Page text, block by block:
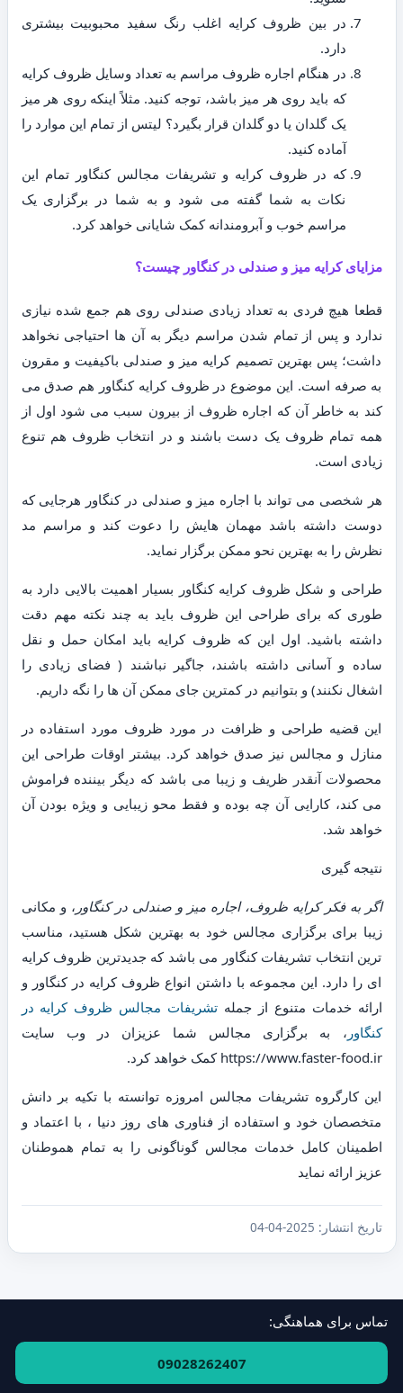
در بین ظروف کرایه اغلب رنگ سفید محبوبیت بیشتری
دارد.
در هنگام اجاره ظروف مراسم به تعداد وسایل ظروف کرایه
که باید روی هر میز باشد، توجه کنید. مثلاً اینکه روی هر میز
یک گلدان یا دو گلدان قرار بگیرد؟ لیتس از تمام این موارد را
آماده کنید.
که در ظروف کرایه و تشریفات مجالس کنگاور تمام این
نکات به شما گفته می شود و به شما در برگزاری یک
مراسم خوب و آبرومندانه کمک شایانی خواهد کرد.
مزایای کرایه میز و صندلی در کنگاور چیست؟
قطعا هیچ فردی به تعداد زیادی صندلی روی هم جمع شده نیازی
ندارد و پس از تمام شدن مراسم دیگر به آن ها احتیاجی نخواهد
داشت؛ پس بهترین تصمیم کرایه میز و صندلی باکیفیت و مقرون
به صرفه است. این موضوع در ظروف کرایه کنگاور هم صدق می
کند به خاطر آن که اجاره ظروف از بیرون سبب می شود اول از
همه تمام ظروف یک دست باشند و در انتخاب ظروف هم تنوع
زیادی است.
هر شخصی می تواند با اجاره میز و صندلی در کنگاور هرجایی که
دوست داشته باشد مهمان هایش را دعوت کند و مراسم مد
نظرش را به بهترین نحو ممکن برگزار نماید.
طراحی و شکل ظروف کرایه کنگاور بسیار اهمیت بالایی دارد به
طوری که برای طراحی این ظروف باید به چند نکته مهم دقت
داشته باشید. اول این که ظروف کرایه باید امکان حمل و نقل
ساده و آسانی داشته باشند، جاگیر نباشند ( فضای زیادی را
اشغال نکنند) و بتوانیم در کمترین جای ممکن آن ها را نگه داریم.
این قضیه طراحی و ظرافت در مورد ظروف مورد استفاده در
منازل و مجالس نیز صدق خواهد کرد. بیشتر اوقات طراحی این
محصولات آنقدر ظریف و زیبا می باشد که دیگر بیننده فراموش
می کند، کارایی آن چه بوده و فقط محو زیبایی و ویژه بودن آن
خواهد شد.
نتیجه گیری
اگر به فکر کرایه ظروف، اجاره میز و صندلی در کنگاور ، و مکانی
زیبا برای برگزاری مجالس خود به بهترین شکل هستید، مناسب
ترین انتخاب تشریفات کنگاور می باشد که جدیدترین ظروف کرایه
ای را دارد. این مجموعه با داشتن انواع ظروف کرایه در کنگاور و
ارائه خدمات متنوع از جمله تشریفات مجالس ظروف کرایه در
کنگاور ، به برگزاری مجالس شما عزیزان در وب سایت
https://www.faster-food.ir کمک خواهد کرد.
این کارگروه تشریفات مجالس امروزه توانسته با تکیه بر دانش
متخصصان خود و استفاده از فناوری های روز دنیا ، با اعتماد و
اطمینان کامل خدمات مجالس گوناگونی را به تمام هموطنان
عزیز ارائه نماید
تاریخ انتشار: 2025-04-04
تماس برای هماهنگی:
09028262407
·ارتباط با ما